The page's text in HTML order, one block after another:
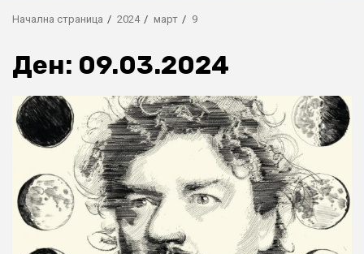
Начална страница 2024 март 9
Ден: 09.03.2024